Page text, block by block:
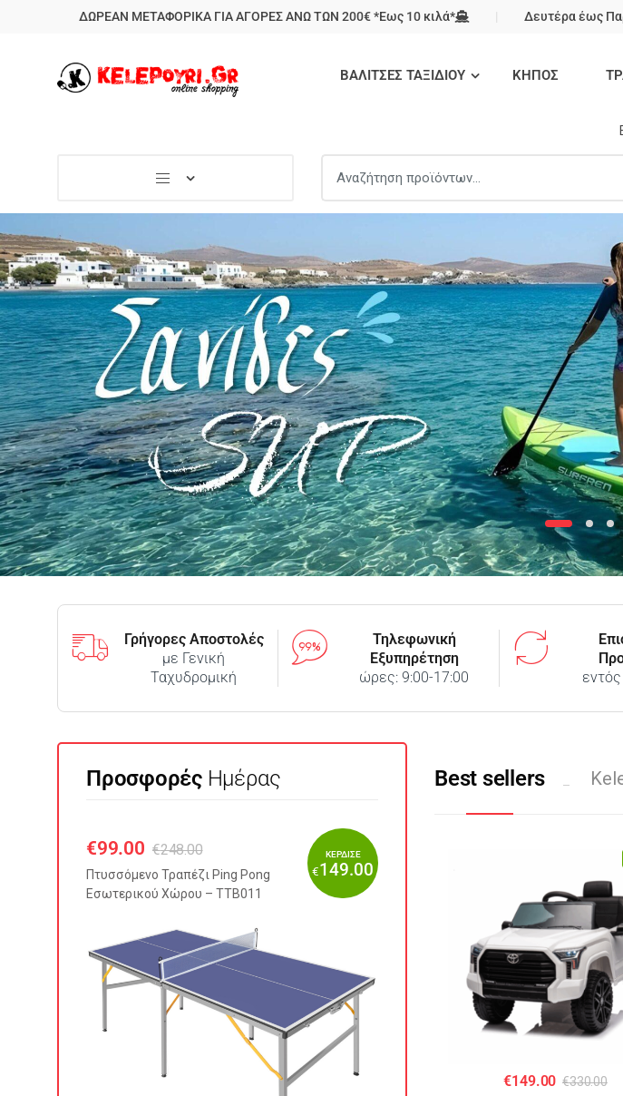
ΔΩΡΕΑΝ ΜΕΤΑΦΟΡΙΚΑ ΓΙΑ ΑΓΟΡΕΣ ΑΝΩ ΤΩΝ 200€ *Εως 10 κιλά* Δευτέρα έως
ΒΑΛΙΤΣΕΣ ΤΑΞΙΔΙΟΥ ΚΗΠΟΣ
Γρήγορες Αποστολές
με Γενική
Ταχυδρομική
Τηλεφωνική
Εξυπηρέτηση
ώρες: 9:00-17:00
ΠροσφορέςΗμέρας
€99.00 €248.00
Πτυσσόμενo Τραπέζι Ping Pong
Εσωτερικού Χώρου – TTB011
ΚΕΡΔΙΣΕ
€149.00
Best sellers
€149.00 €330.00